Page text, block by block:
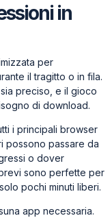
in
per
il tragitto o in fila.
preciso, e il gioco
di download.
i principali browser
possono passare da
o dover
sono perfette per
pochi minuti liberi.
app necessaria.